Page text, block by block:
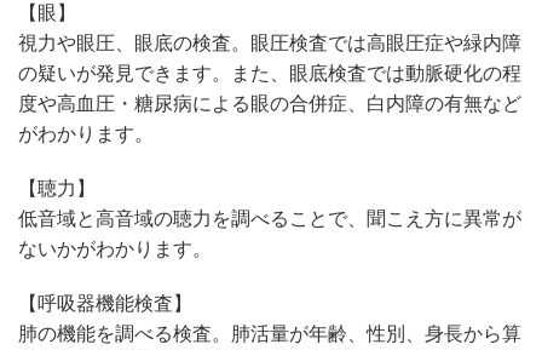
【眼】
視力や眼圧、眼底の検査。眼圧検査では高眼圧症や緑内障
の疑いが発見できます。また、眼底検査では動脈硬化の程
度や高血圧・糖尿病による眼の合併症、白内障の有無など
がわかります。
【聴力】
低音域と高音域の聴力を調べることで、聞こえ方に異常が
ないかがわかります。
【呼吸器機能検査】
肺の機能を調べる検査。肺活量が年齢、性別、身長から算